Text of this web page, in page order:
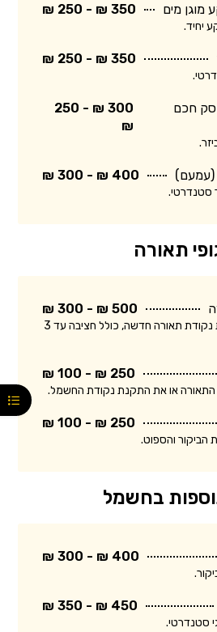
מים 350 ₪ - 250 ₪
יחיד.
350 ₪ - 250 ₪
חכם
300 ₪ - 250
₪
400 ₪ - 300 ₪
סטנדרטי.
תאורה
500 ₪ - 300 ₪
המחיר מתייחס להתקנת נקודת תאורה חדשה, כולל חציבה עד 3
250 ₪ - 100 ₪
התאורה או את התקנת נקודת החשמל.
250 ₪ - 100 ₪
הביקור והספוט.
בחשמל
400 ₪ - 300 ₪
450 ₪ - 350 ₪
סטנדרטי.